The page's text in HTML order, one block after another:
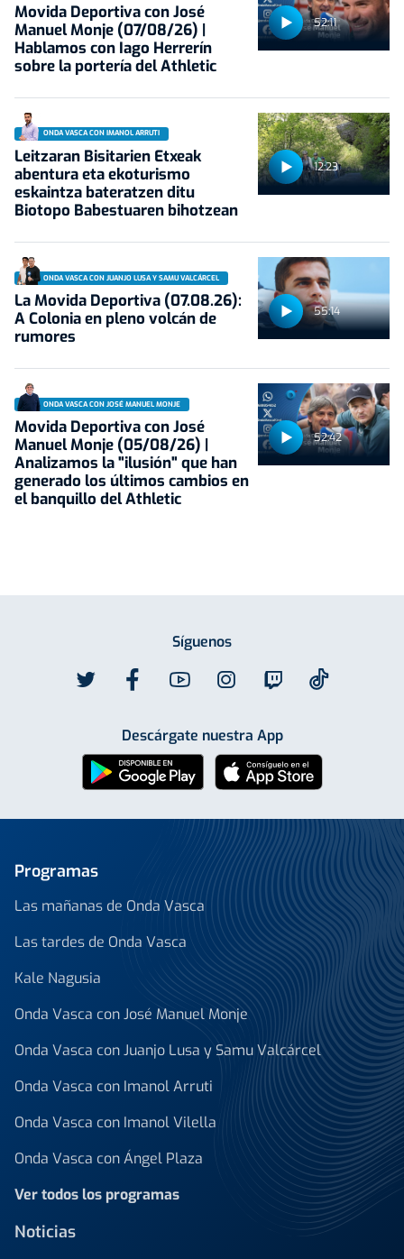
52:11
Movida Deportiva con José
Manuel Monje (07/08/26) |
Hablamos con Iago Herrerín
sobre la portería del Athletic
12:23
ONDA VASCA CON IMANOL ARRUTI
Leitzaran Bisitarien Etxeak
abentura eta ekoturismo
eskaintza bateratzen ditu
Biotopo Babestuaren bihotzean
55:14
ONDA VASCA CON JUANJO LUSA Y SAMU VALCÁRCEL
La Movida Deportiva (07.08.26):
A Colonia en pleno volcán de
rumores
52:42
ONDA VASCA CON JOSÉ MANUEL MONJE
Movida Deportiva con José
Manuel Monje (05/08/26) |
Analizamos la "ilusión" que han
generado los últimos cambios en
el banquillo del Athletic
Síguenos
Descárgate nuestra App
Programas
Las mañanas de Onda Vasca
Las tardes de Onda Vasca
Kale Nagusia
Onda Vasca con José Manuel Monje
Onda Vasca con Juanjo Lusa y Samu Valcárcel
Onda Vasca con Imanol Arruti
Onda Vasca con Imanol Vilella
Onda Vasca con Ángel Plaza
Ver todos los programas
Noticias